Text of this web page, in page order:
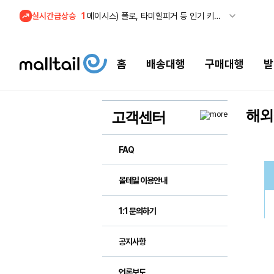
실시간급상승 1
메이시스) 폴로, 타미힐피거 등 인기 키즈 브랜드 최대 50% 할인!
홈 배송대행 구매대행
고객센터
FAQ
몰테일 이용안내
1:1 문의하기
공지사항
해